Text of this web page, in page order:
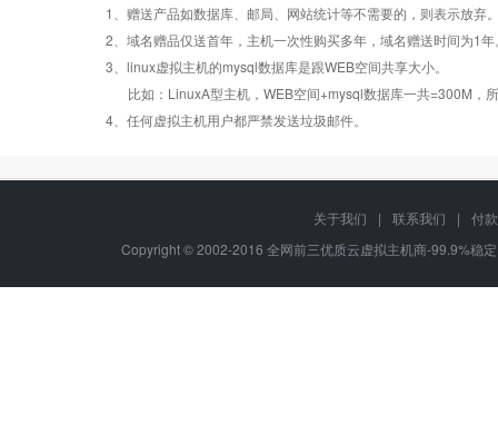
Windows2008/
Linux
Windows2008/
Linux
Windows2008/
Linux
错误页面定义
数据定期备份
数据自助恢复
1、赠送产品如数据库、邮局、网站统计等不需要的，则表示放弃
2、域名赠品仅送首年，主机一次性购买多年，域名赠送时间为1年
3、linux虚拟主机的mysql数据库是跟WEB空间共享大小。
比如：LinuxA型主机，WEB空间+mysql数据库一共=300M，
4、任何虚拟主机用户都严禁发送垃圾邮件。
关于我们 | 联系我们 |
付
Copyright © 2002-2016 全网前三优质云虚拟主机商-99.9%稳